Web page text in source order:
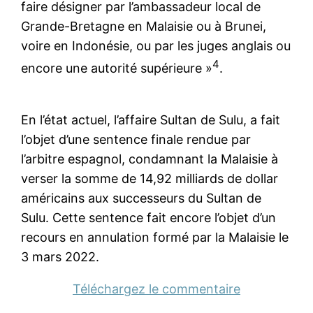
faire désigner par l’ambassadeur local de
Grande-Bretagne en Malaisie ou à Brunei,
voire en Indonésie, ou par les juges anglais ou
encore une autorité supérieure »4.
En l’état actuel, l’affaire Sultan de Sulu, a fait
l’objet d’une sentence finale rendue par
l’arbitre espagnol, condamnant la Malaisie à
verser la somme de 14,92 milliards de dollar
américains aux successeurs du Sultan de
Sulu. Cette sentence fait encore l’objet d’un
recours en annulation formé par la Malaisie le
3 mars 2022.
Téléchargez le commentaire